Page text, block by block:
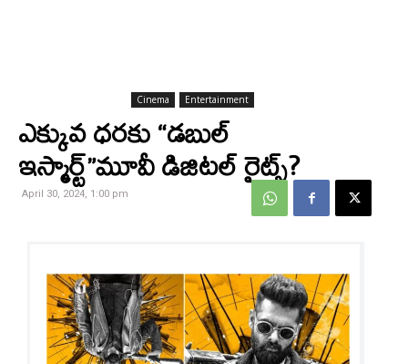
Cinema Entertainment
ఎక్కువ ధరకు “డబుల్
ఇస్మార్ట్”మూవీ డిజిటల్ రైట్స్?
April 30, 2024, 1:00 pm